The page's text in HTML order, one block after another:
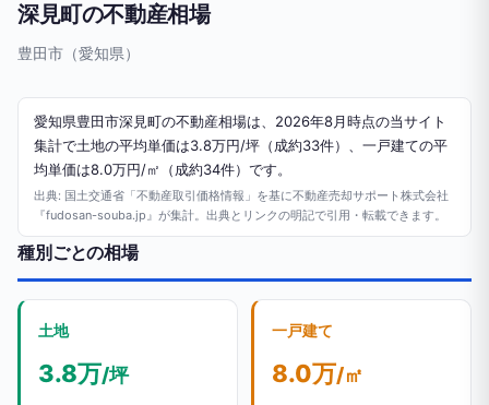
深見町の不動産相場
豊田市（愛知県）
愛知県豊田市深見町の不動産相場は、2026年8月時点の当サイト
集計で土地の平均単価は3.8万円/坪（成約33件）、一戸建ての平
均単価は8.0万円/㎡（成約34件）です。
出典: 国土交通省「不動産取引価格情報」を基に不動産売却サポート株式会社
『fudosan-souba.jp』が集計。出典とリンクの明記で引用・転載できます。
種別ごとの相場
土地
3.8万/坪
一戸建て
8.0万/㎡